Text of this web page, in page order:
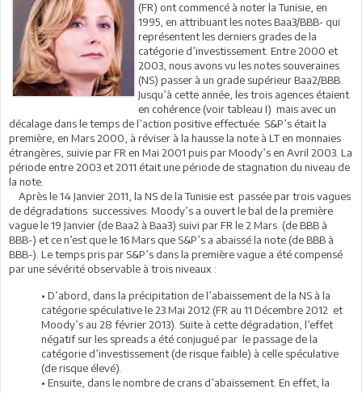
(FR) ont commencé à noter la Tunisie, en
1995, en attribuant les notes Baa3/BBB- qui
représentent les derniers grades de la
catégorie d’investissement. Entre 2000 et
2003, nous avons vu les notes souveraines
(NS) passer à un grade supérieur Baa2/BBB.
Jusqu’à cette année, les trois agences étaient
en cohérence (voir tableau I) mais avec un
décalage dans le temps de l’action positive effectuée. S&P’s était la
première, en Mars 2000, à réviser à la hausse la note à LT en monnaies
étrangères, suivie par FR en Mai 2001 puis par Moody’s en Avril 2003. La
période entre 2003 et 2011 était une période de stagnation du niveau de
la note.
Après le 14 Janvier 2011, la NS de la Tunisie est passée par trois vagues
de dégradations successives. Moody’s a ouvert le bal de la première
vague le 19 Janvier (de Baa2 à Baa3) suivi par FR le 2 Mars (de BBB à
BBB-) et ce n’est que le 16 Mars que S&P’s a abaissé la note (de BBB à
BBB-). Le temps pris par S&P’s dans la première vague a été compensé
par une sévérité observable à trois niveaux :
• D’abord, dans la précipitation de l’abaissement de la NS à la
catégorie spéculative le 23 Mai 2012 (FR au 11 Décembre 2012 et
Moody’s au 28 février 2013). Suite à cette dégradation, l’effet
négatif sur les spreads a été conjugué par le passage de la
catégorie d’investissement (de risque faible) à celle spéculative
(de risque élevé).
• Ensuite, dans le nombre de crans d’abaissement. En effet, la